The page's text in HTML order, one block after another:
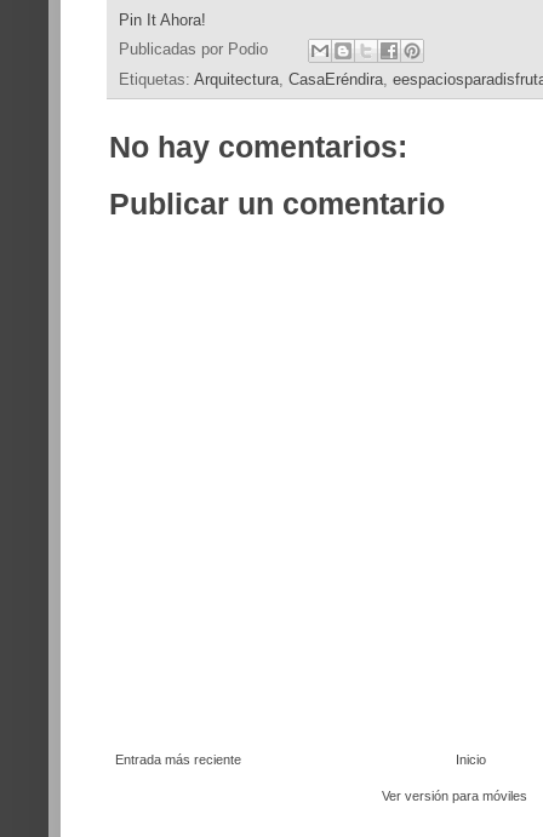
Pin It Ahora!
Publicadas por Podio
Etiquetas: Arquitectura CasaEréndira
No hay comentarios:
Publicar un comentario
Entrada más reciente Inicio
Ver versión para móviles